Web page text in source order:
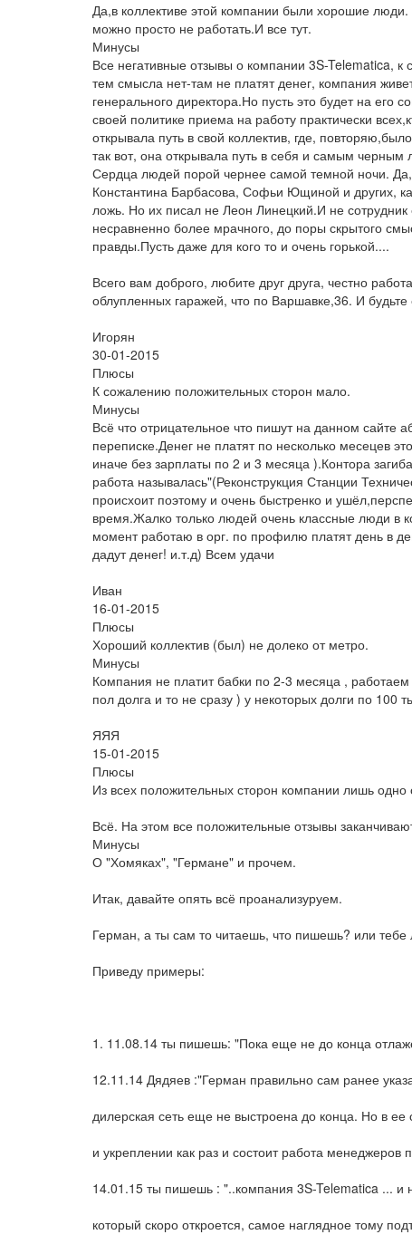
Да,в коллективе этой компании были хорошие
можно просто не работать.И все тут.
Минусы
Все негативные отзывы о компании 3S-Telematica,
тем смысла нет-там не платят денег, компания
генерального директора.Но пусть это будет на его
своей политике приема на работу практически
открывала путь в свой коллектив, где,
так вот, она открывала путь в себя и самым
Сердца людей порой чернее самой темной ночи.
Константина Барбасова, Софьи Ющиной и других,
ложь. Но их писал не Леон Линецкий.И не
несравненно более мрачного, до поры скрытого
правды.Пусть даже для кого то и очень горькой....
Всего вам доброго, любите друг друга, честно
облупленных гаражей, что по Варшавке,36. И
Игорян
30-01-2015
Плюсы
К сожалению положительных сторон мало.
Минусы
Всё что отрицательное что пишут на данном сайте
переписке.Денег не платят по несколько месецев
иначе без зарплаты по 2 и 3 месяца ).Контора
работа называлась"(Реконструкция Станции
происхоит поэтому и очень быстренко и
время.Жалко только людей очень классные люди в
момент работаю в орг. по профилю платят день в
дадут денег! и.т.д) Всем удачи
Иван
16-01-2015
Плюсы
Хороший коллектив (был) не долеко от метро.
Минусы
Компания не платит бабки по 2-3 месяца ,
пол долга и то не сразу ) у некоторых долги по 100
ЯЯЯ
15-01-2015
Плюсы
Из всех положительных сторон компании лишь
Всё. На этом все положительные отзывы
Минусы
О "Хомяках", "Германе" и прочем.
Итак, давайте опять всё проанализуруем.
Герман, а ты сам то читаешь, что пишешь? или тебе
Приведу примеры:
1. 11.08.14 ты пишешь: "Пока еще не до конца
12.11.14 Дядяев :"Герман правильно сам ранее
дилерская сеть еще не выстроена до конца. Но в ее
и укреплении как раз и состоит работа менеджеров
14.01.15 ты пишешь : "..компания 3S-Telematica ... и
который скоро откроется, самое наглядное тому